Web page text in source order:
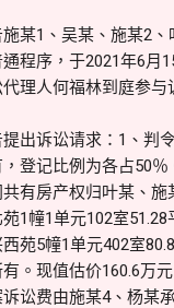
施某1、吴某、施某2
通程序，于2021年6月
理人何福林到庭参与
提出诉讼请求：1、判
，登记比例为各占50
有房产权归叶某、施
1幢1单元102室
苑5幢1单元402室
。现值估价160.6万
讼费由施某4、杨某